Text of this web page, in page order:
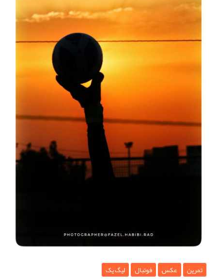
تمرین عکس فوتبال لیگ یک